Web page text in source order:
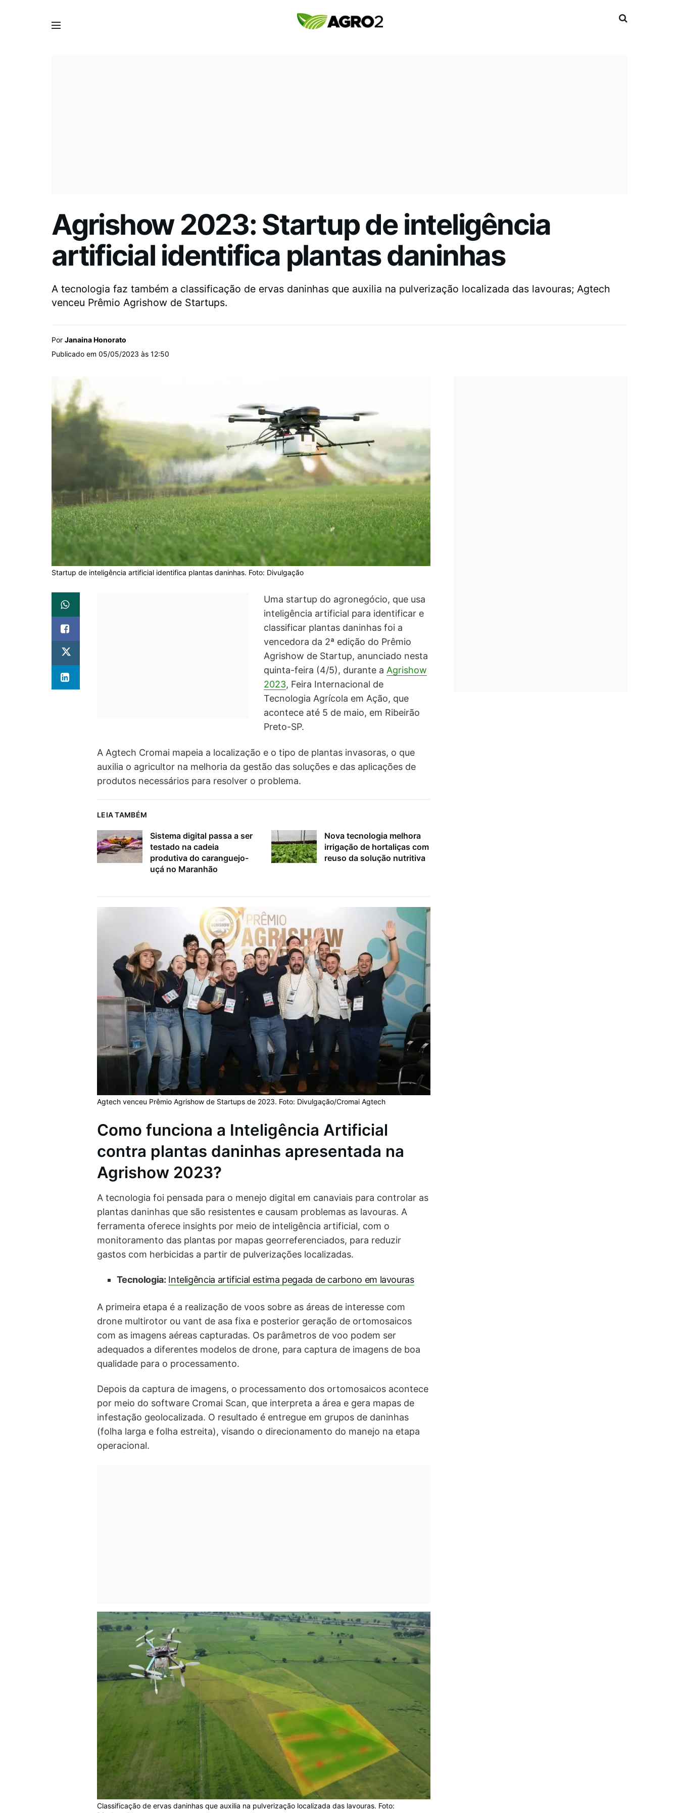
Agrishow 2023: Startup de inteligência
artificial identifica plantas daninhas
A tecnologia faz também a classificação de ervas daninhas que auxilia na pulverização localizada das lavouras; Agtech
venceu Prêmio Agrishow de Startups.
Por Janaina Honorato
Publicado em 05/05/2023 às 12:50
Startup de inteligência artificial identifica plantas daninhas. Foto: Divulgação
Uma startup do agronegócio, que usa
inteligência artificial para identificar e
classificar plantas daninhas foi a
vencedora da 2ª edição do Prêmio
Agrishow de Startup, anunciado nesta
quinta-feira (4/5), durante a Agrishow
2023, Feira Internacional de
Tecnologia Agrícola em Ação, que
acontece até 5 de maio, em Ribeirão
Preto-SP.
A Agtech Cromai mapeia a localização e o tipo de plantas invasoras, o que
auxilia o agricultor na melhoria da gestão das soluções e das aplicações de
produtos necessários para resolver o problema.
LEIA TAMBÉM
Sistema digital passa a ser
testado na cadeia
produtiva do caranguejo-
uçá no Maranhão
Nova tecnologia melhora
irrigação de hortaliças com
reuso da solução nutritiva
Agtech venceu Prêmio Agrishow de Startups de 2023. Foto: Divulgação/Cromai Agtech
Como funciona a Inteligência Artificial
contra plantas daninhas apresentada na
Agrishow 2023?
A tecnologia foi pensada para o menejo digital em canaviais para controlar as
plantas daninhas que são resistentes e causam problemas as lavouras. A
ferramenta oferece insights por meio de inteligência artificial, com o
monitoramento das plantas por mapas georreferenciados, para reduzir
gastos com herbicidas a partir de pulverizações localizadas.
Tecnologia: Inteligência artificial estima pegada de carbono em lavouras
A primeira etapa é a realização de voos sobre as áreas de interesse com
drone multirotor ou vant de asa fixa e posterior geração de ortomosaicos
com as imagens aéreas capturadas. Os parâmetros de voo podem ser
adequados a diferentes modelos de drone, para captura de imagens de boa
qualidade para o processamento.
Depois da captura de imagens, o processamento dos ortomosaicos acontece
por meio do software Cromai Scan, que interpreta a área e gera mapas de
infestação geolocalizada. O resultado é entregue em grupos de daninhas
(folha larga e folha estreita), visando o direcionamento do manejo na etapa
operacional.
Classificação de ervas daninhas que auxilia na pulverização localizada das lavouras. Foto: